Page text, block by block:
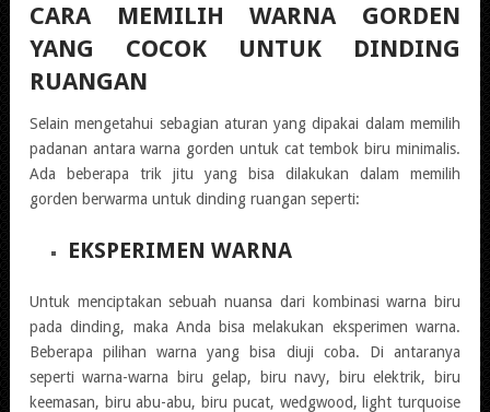
CARA MEMILIH WARNA GORDEN
YANG COCOK UNTUK DINDING
RUANGAN
Selain mengetahui sebagian aturan yang dipakai dalam memilih
padanan antara warna gorden untuk cat tembok biru minimalis.
Ada beberapa trik jitu yang bisa dilakukan dalam memilih
gorden berwarma untuk dinding ruangan seperti:
EKSPERIMEN WARNA
Untuk menciptakan sebuah nuansa dari kombinasi warna biru
pada dinding, maka Anda bisa melakukan eksperimen warna.
Beberapa pilihan warna yang bisa diuji coba. Di antaranya
seperti warna-warna biru gelap, biru navy, biru elektrik, biru
keemasan, biru abu-abu, biru pucat, wedgwood, light turquoise